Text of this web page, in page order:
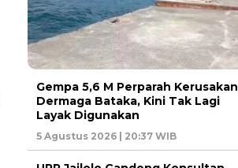
Gempa 5,6 M Perparah Kerusakan
Dermaga Bataka, Kini Tak Lagi
Layak Digunakan
5 Agustus 2026 | 20:37 WIB